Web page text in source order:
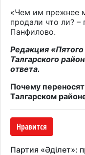
«Чем им прежнее
продали что ли? –
Панфилово.
Редакция
Талгарского
ответа.
Почему
Талгарском
Нравится
Партия «Әділет»: